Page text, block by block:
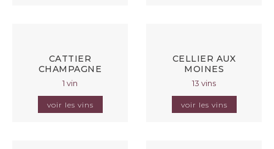
CATTIER
CHAMPAGNE
1 vin
voir les vins
CELLIER AUX
MOINES
13 vins
voir les vins